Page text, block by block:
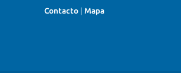
Contacto Mapa